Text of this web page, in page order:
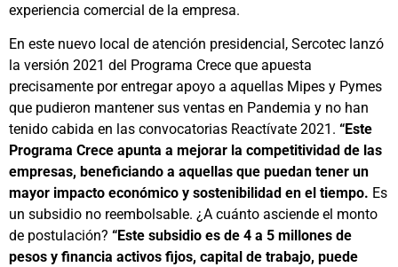
experiencia comercial de la empresa.
En este nuevo local de atención presidencial, Sercotec lanzó
la versión 2021 del Programa Crece que apuesta
precisamente por entregar apoyo a aquellas Mipes y Pymes
que pudieron mantener sus ventas en Pandemia y no han
tenido cabida en las convocatorias Reactívate 2021. “Este
Programa Crece apunta a mejorar la competitividad de las
empresas, beneficiando a aquellas que puedan tener un
mayor impacto económico y sostenibilidad en el tiempo. Es
un subsidio no reembolsable. ¿A cuánto asciende el monto
de postulación? “Este subsidio es de 4 a 5 millones de
pesos y financia activos fijos, capital de trabajo, puede